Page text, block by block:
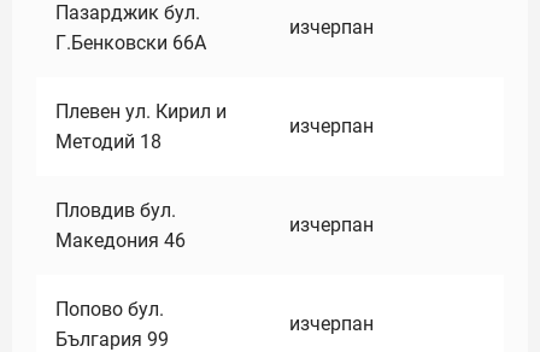
Пазарджик бул.
Г.Бенковски 66А
изчерпан
Плевен ул. Кирил и
Методий 18
изчерпан
Пловдив бул.
Македония 46
изчерпан
Попово бул.
България 99
изчерпан